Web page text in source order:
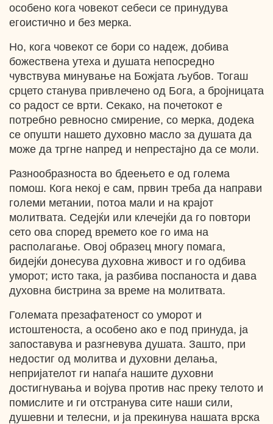
особено кога човекот себеси се принудува
егоистично и без мерка.
Но, кога човекот се бори со надеж, добива
божествена утеха и душата непосредно
чувствува минување на Божјата љубов. Тогаш
срцето станува привлечено од Бога, а бројницата
со радост се врти. Секако, на почетокот е
потребно ревносно смирение, со мерка, додека
се опушти нашето духовно масло за душата да
може да тргне напред и непрестајно да се моли.
Разнообразноста во бдеењето е од голема
помош. Кога некој е сам, првин треба да направи
големи метании, потоа мали и на крајот
молитвата. Седејќи или клечејќи да го повтори
сето ова според времето кое го има на
располагање. Овој образец многу помага,
бидејќи донесува духовна живост и го одбива
уморот; исто така, ја разбива поспаноста и дава
духовна бистрина за време на молитвата.
Големата презафатеност со уморот и
истоштеноста, а особено ако е под принуда, ја
запоставува и разгневува душата. Зашто, при
недостиг од молитва и духовни делања,
непријателот ги напаѓа нашите духовни
достигнувања и војува против нас преку телото и
помислите и ги отстранува сите наши сили,
душевни и телесни, и ја прекинува нашата врска